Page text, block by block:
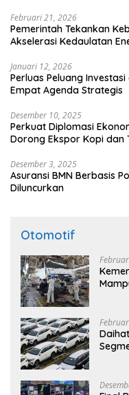
Februari 21, 2026
Pemerintah Tekankan
Akselerasi Kedaulatan
Januari 12, 2026
Perluas Peluang
Empat Agenda Strategis
Desember 10, 2025
Perkuat Diplomasi
Dorong Ekspor Kopi dan
Desember 3, 2025
Asuransi BMN Berbasis
Diluncurkan
Otomotif